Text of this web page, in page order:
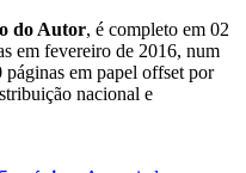
do Autor, é completo em 02
em fevereiro de 2016, num
em papel offset por
nacional e